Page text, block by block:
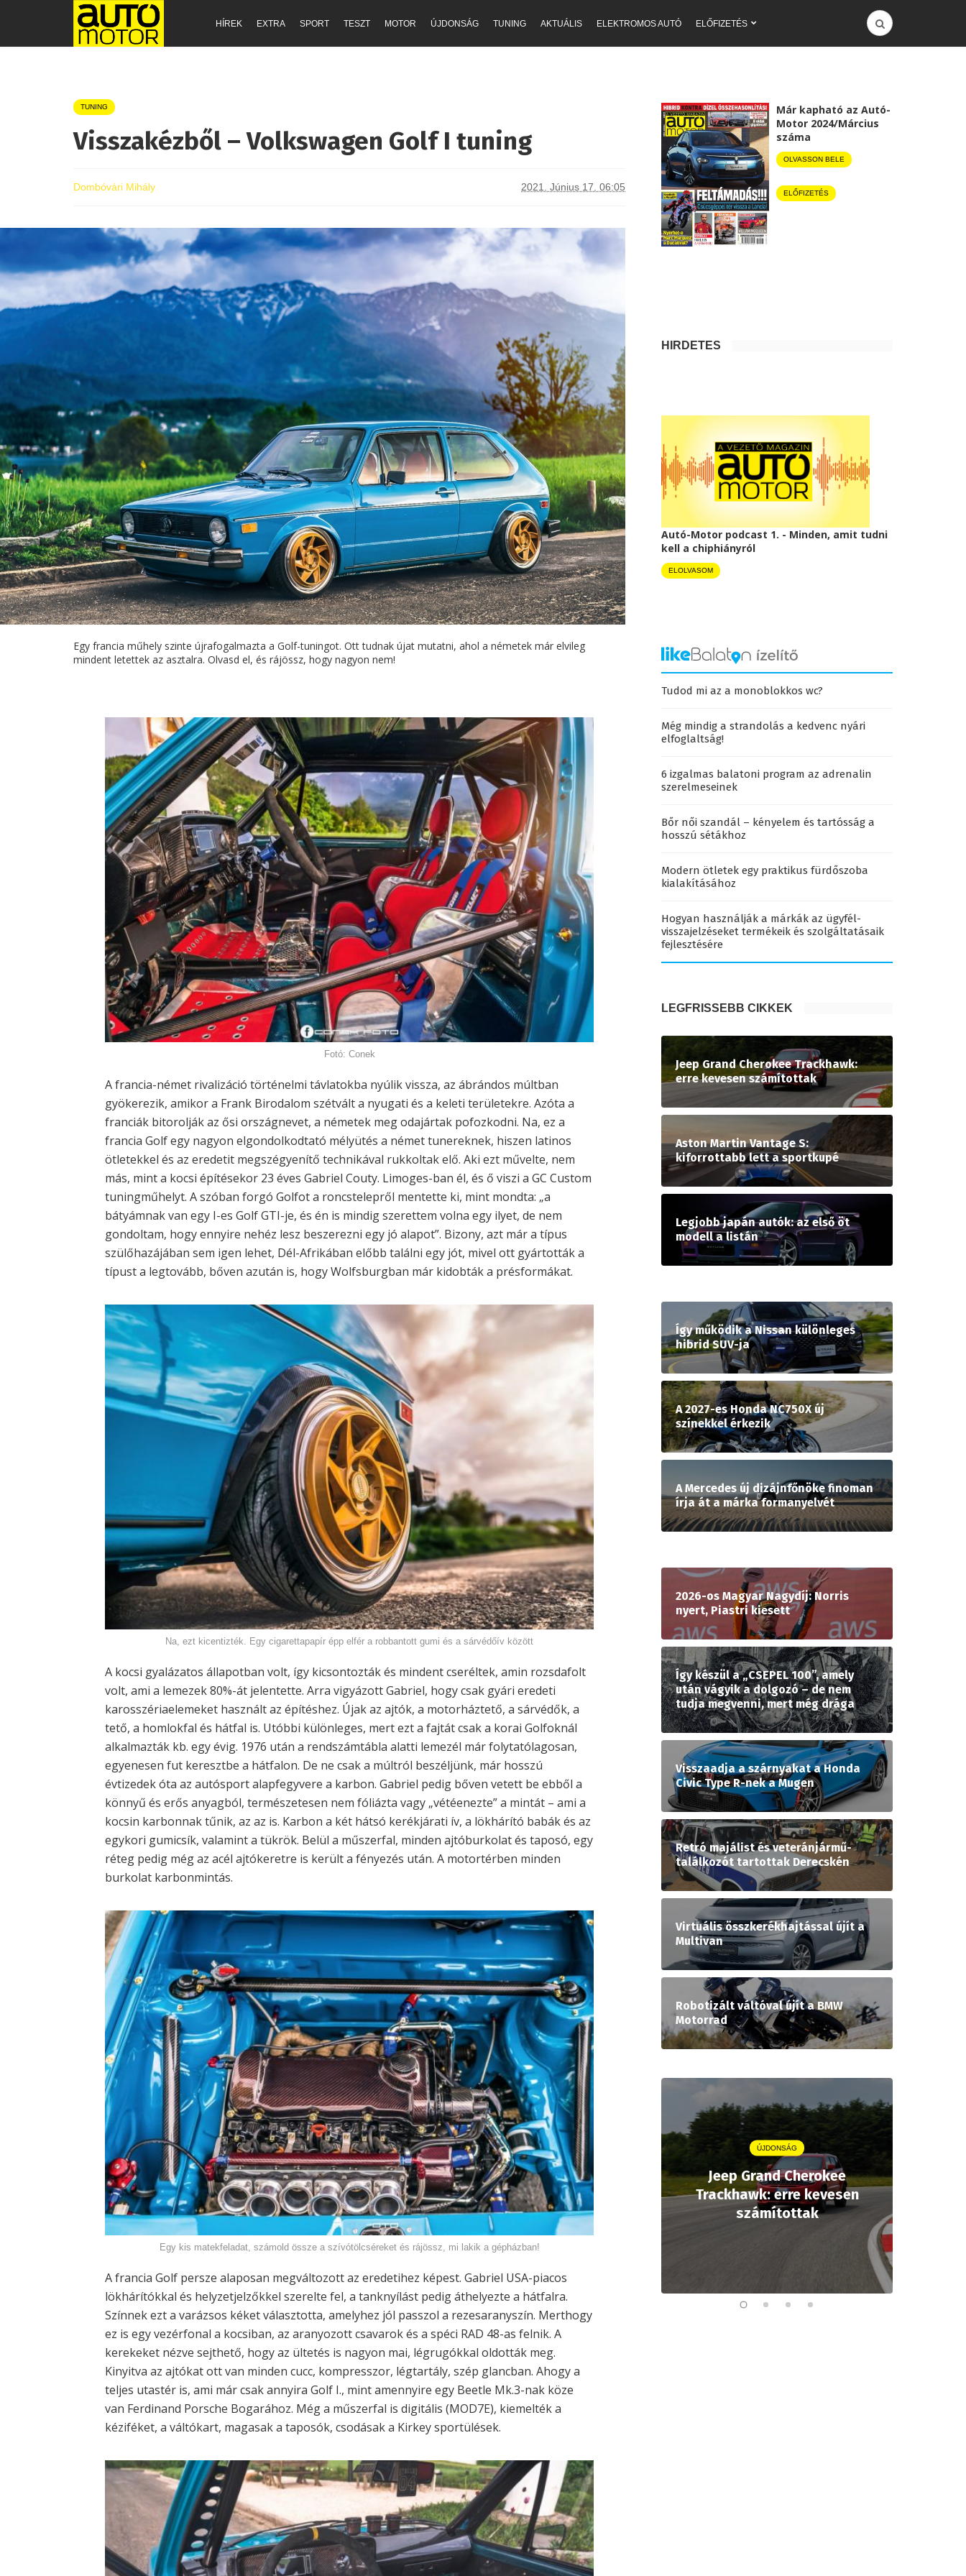
HÍREK EXTRA SPORT TESZT MOTOR ÚJDONSÁG TUNING AKTUÁLIS ELEKTROMOS AUTÓ ELŐFIZETÉS
TUNING
Visszakézből – Volkswagen Golf I tuning
Dombóvári Mihály 2021. Június 17. 06:05
Egy francia műhely szinte újrafogalmazta a Golf-tuningot. Ott tudnak újat mutatni, ahol a németek már elvileg
mindent letettek az asztalra. Olvasd el, és rájössz, hogy nagyon nem!
Fotó: Conek
A francia-német rivalizáció történelmi távlatokba nyúlik vissza, az ábrándos múltban
gyökerezik, amikor a Frank Birodalom szétvált a nyugati és a keleti területekre. Azóta a
franciák bitorolják az ősi országnevet, a németek meg odajártak pofozkodni. Na, ez a
francia Golf egy nagyon elgondolkodtató mélyütés a német tunereknek, hiszen latinos
ötletekkel és az eredetit megszégyenítő technikával rukkoltak elő. Aki ezt művelte, nem
más, mint a kocsi építésekor 23 éves Gabriel Couty. Limoges-ban él, és ő viszi a GC Custom
tuningműhelyt. A szóban forgó Golfot a roncstelepről mentette ki, mint mondta: „a
bátyámnak van egy I-es Golf GTI-je, és én is mindig szerettem volna egy ilyet, de nem
gondoltam, hogy ennyire nehéz lesz beszerezni egy jó alapot”. Bizony, azt már a típus
szülőhazájában sem igen lehet, Dél-Afrikában előbb találni egy jót, mivel ott gyártották a
típust a legtovább, bőven azután is, hogy Wolfsburgban már kidobták a présformákat.
Na, ezt kicentizték. Egy cigarettapapír épp elfér a robbantott gumi és a sárvédőív között
A kocsi gyalázatos állapotban volt, így kicsontozták és mindent cseréltek, amin rozsdafolt
volt, ami a lemezek 80%-át jelentette. Arra vigyázott Gabriel, hogy csak gyári eredeti
karosszériaelemeket használt az építéshez. Újak az ajtók, a motorháztető, a sárvédők, a
tető, a homlokfal és hátfal is. Utóbbi különleges, mert ezt a fajtát csak a korai Golfoknál
alkalmazták kb. egy évig. 1976 után a rendszámtábla alatti lemezél már folytatólagosan,
egyenesen fut keresztbe a hátfalon. De ne csak a múltról beszéljünk, már hosszú
évtizedek óta az autósport alapfegyvere a karbon. Gabriel pedig bőven vetett be ebből a
könnyű és erős anyagból, természetesen nem fóliázta vagy „vétéenezte” a mintát – ami a
kocsin karbonnak tűnik, az az is. Karbon a két hátsó kerékjárati ív, a lökhárító babák és az
egykori gumicsík, valamint a tükrök. Belül a műszerfal, minden ajtóburkolat és taposó, egy
réteg pedig még az acél ajtókeretre is került a fényezés után. A motortérben minden
burkolat karbonmintás.
Egy kis matekfeladat, számold össze a szívótölcséreket és rájössz, mi lakik a gépházban!
A francia Golf persze alaposan megváltozott az eredetihez képest. Gabriel USA-piacos
lökhárítókkal és helyzetjelzőkkel szerelte fel, a tanknyílást pedig áthelyezte a hátfalra.
Színnek ezt a varázsos kéket választotta, amelyhez jól passzol a rezesaranyszín. Merthogy
ez is egy vezérfonal a kocsiban, az aranyozott csavarok és a spéci RAD 48-as felnik. A
kerekeket nézve sejthető, hogy az ültetés is nagyon mai, légrugókkal oldották meg.
Kinyitva az ajtókat ott van minden cucc, kompresszor, légtartály, szép glancban. Ahogy a
teljes utastér is, ami már csak annyira Golf I., mint amennyire egy Beetle Mk.3-nak köze
van Ferdinand Porsche Bogarához. Még a műszerfal is digitális (MOD7E), kiemelték a
kéziféket, a váltókart, magasak a taposók, csodásak a Kirkey sportülések.
Már kapható az Autó-
Motor 2024/Március
száma
OLVASSON BELE
ELŐFIZETÉS
HIRDETÉS
Autó-Motor podcast 1. - Minden, amit tudni
kell a chiphiányról
ELOLVASOM
Tudod mi az a monoblokkos wc?
Még mindig a strandolás a kedvenc nyári
elfoglaltság!
6 izgalmas balatoni program az adrenalin
szerelmeseinek
Bőr női szandál – kényelem és tartósság a
hosszú sétákhoz
Modern ötletek egy praktikus fürdőszoba
kialakításához
Hogyan használják a márkák az ügyfél-
visszajelzéseket termékeik és szolgáltatásaik
fejlesztésére
LEGFRISSEBB CIKKEK
Jeep Grand Cherokee Trackhawk:
erre kevesen számítottak
Aston Martin Vantage S:
kiforrottabb lett a sportkupé
Legjobb japán autók: az első öt
modell a listán
Így működik a Nissan különleges
hibrid SUV-ja
A 2027-es Honda NC750X új
színekkel érkezik
A Mercedes új dizájnfőnöke finoman
írja át a márka formanyelvét
2026-os Magyar Nagydíj: Norris
nyert, Piastri kiesett
Így készül a „CSEPEL 100”, amely
után vágyik a dolgozó – de nem
tudja megvenni, mert még drága
Visszaadja a szárnyakat a Honda
Civic Type R-nek a Mugen
Retró majálist és veteránjármű-
találkozót tartottak Derecskén
Virtuális összkerékhajtással újít a
Multivan
Robotizált váltóval újít a BMW
Motorrad
ÚJDONSÁG
Jeep Grand Cherokee
Trackhawk: erre kevesen
számítottak